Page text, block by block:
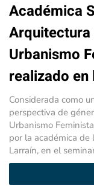
Académica
Arquitectura
Urbanismo
realizado en
Considerada como
perspectiva de
Urbanismo
por la académica de
Larraín, en el